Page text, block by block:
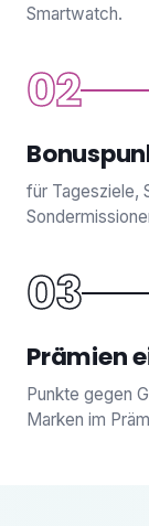
Smartwatch.
02
für Tagesziele,
03
Prämien
Punkte gegen
Marken im